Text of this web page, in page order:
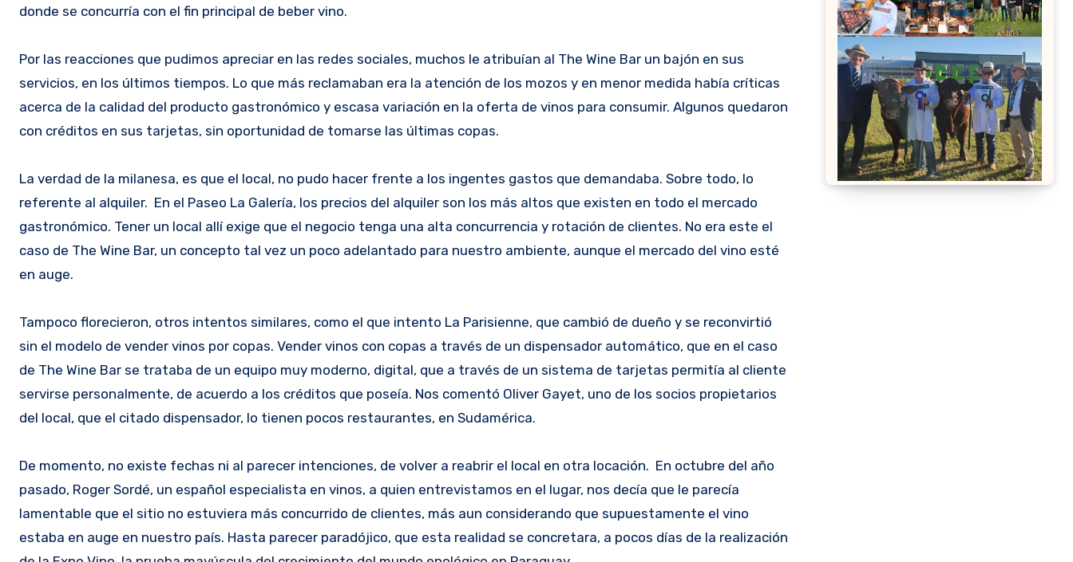
donde se concurría con el fin principal de beber vino.
Por las reacciones que pudimos apreciar en las redes sociales, muchos le atribuían al The Wine Bar un bajón en sus
servicios, en los últimos tiempos. Lo que más reclamaban era la atención de los mozos y en menor medida había críticas
acerca de la calidad del producto gastronómico y escasa variación en la oferta de vinos para consumir. Algunos quedaron
con créditos en sus tarjetas, sin oportunidad de tomarse las últimas copas.
La verdad de la milanesa, es que el local, no pudo hacer frente a los ingentes gastos que demandaba. Sobre todo, lo
referente al alquiler. En el Paseo La Galería, los precios del alquiler son los más altos que existen en todo el mercado
gastronómico. Tener un local allí exige que el negocio tenga una alta concurrencia y rotación de clientes. No era este el
caso de The Wine Bar, un concepto tal vez un poco adelantado para nuestro ambiente, aunque el mercado del vino esté
en auge.
Tampoco florecieron, otros intentos similares, como el que intento La Parisienne, que cambió de dueño y se reconvirtió
sin el modelo de vender vinos por copas. Vender vinos con copas a través de un dispensador automático, que en el caso
de The Wine Bar se trataba de un equipo muy moderno, digital, que a través de un sistema de tarjetas permitía al cliente
servirse personalmente, de acuerdo a los créditos que poseía. Nos comentó Oliver Gayet, uno de los socios propietarios
del local, que el citado dispensador, lo tienen pocos restaurantes, en Sudamérica.
De momento, no existe fechas ni al parecer intenciones, de volver a reabrir el local en otra locación. En octubre del año
pasado, Roger Sordé, un español especialista en vinos, a quien entrevistamos en el lugar, nos decía que le parecía
lamentable que el sitio no estuviera más concurrido de clientes, más aun considerando que supuestamente el vino
estaba en auge en nuestro país. Hasta parecer paradójico, que esta realidad se concretara, a pocos días de la realización